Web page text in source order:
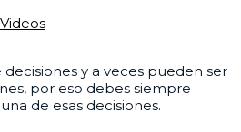
Videos
y a veces pueden ser
por eso debes siempre
de esas decisiones.